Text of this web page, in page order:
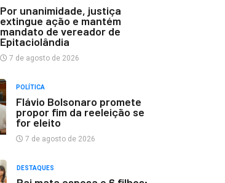
Por unanimidade, justiça
extingue ação e mantém
mandato de vereador de
Epitaciolândia
7 de agosto de 2026
POLÍTICA
Flávio Bolsonaro promete
propor fim da reeleição se
for eleito
7 de agosto de 2026
DESTAQUES